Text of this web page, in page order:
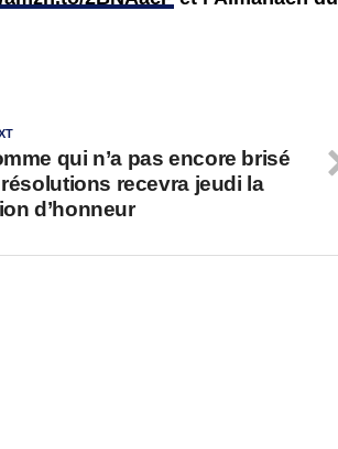
qui n’a pas encore brisé
recevra jeudi la
d’honneur